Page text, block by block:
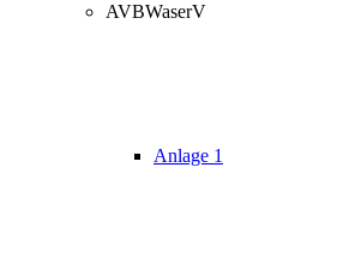
AVBWaserV
Anlage 1